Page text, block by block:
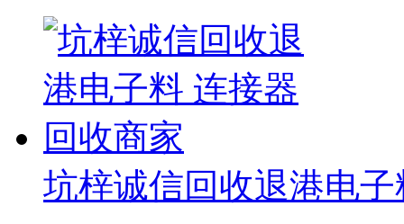
坑梓诚信回收退港电